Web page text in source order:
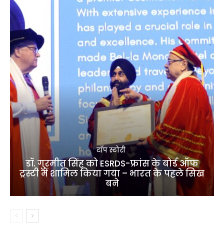
टॉप स्टोरी
डॉ. गुरमीत सिंह को ESRDS-फ्रांस के बोर्ड ऑफ
ट्रस्टी में शामिल किया गया – भारत के पहले सिख
बने